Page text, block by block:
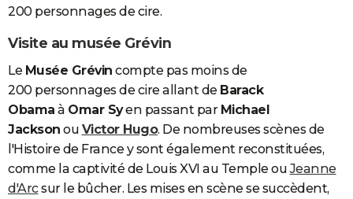
200 personnages de cire.
Visite au musée Grévin
Le Musée Grévin compte pas moins de
200 personnages de cire allant de Barack
Obama à Omar Syen passant par Michael
Jackson ou Victor Hugo. De nombreuses scènes de
l'Histoire de France y sont également reconstituées,
comme la captivité de Louis XVI au Temple ouJeanne
d'Arcsur le bûcher. Les mises en scène se succèdent,